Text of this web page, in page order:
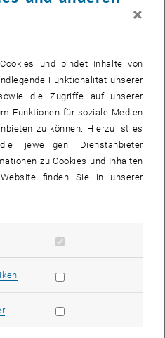
Vereine aus ganz Österreich
Eurovision-Hits
wie vielfältig die heimische
seiner Version von „Wasted Love
×
und bindet Inhalte von
Funktionalität unserer
die Zugriffe auf unserer
Funktionen für soziale Medien
zu können. Hierzu ist es
jeweiligen Dienstanbieter
zu Cookies und Inhalten
finden Sie in unserer
Cookies zulassen
Statistik Cookies zulassen
Marketing Cookies zulassen